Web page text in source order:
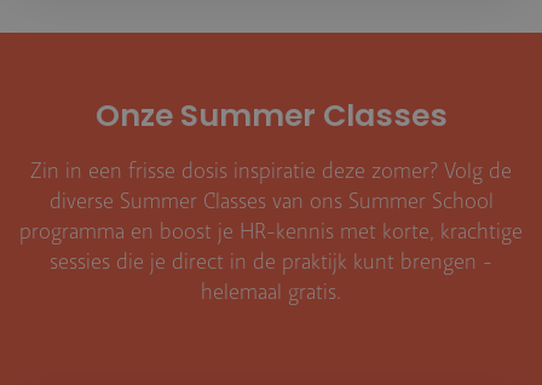
Onze Summer Classes
Zin in een frisse dosis inspiratie deze zomer? Volg de
diverse Summer Classes van ons Summer School
programma en boost je HR-kennis met korte, krachtige
sessies die je direct in de praktijk kunt brengen -
helemaal gratis.